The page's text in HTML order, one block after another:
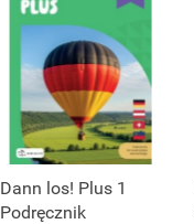
Dann los! Plus 1
Podręcznik